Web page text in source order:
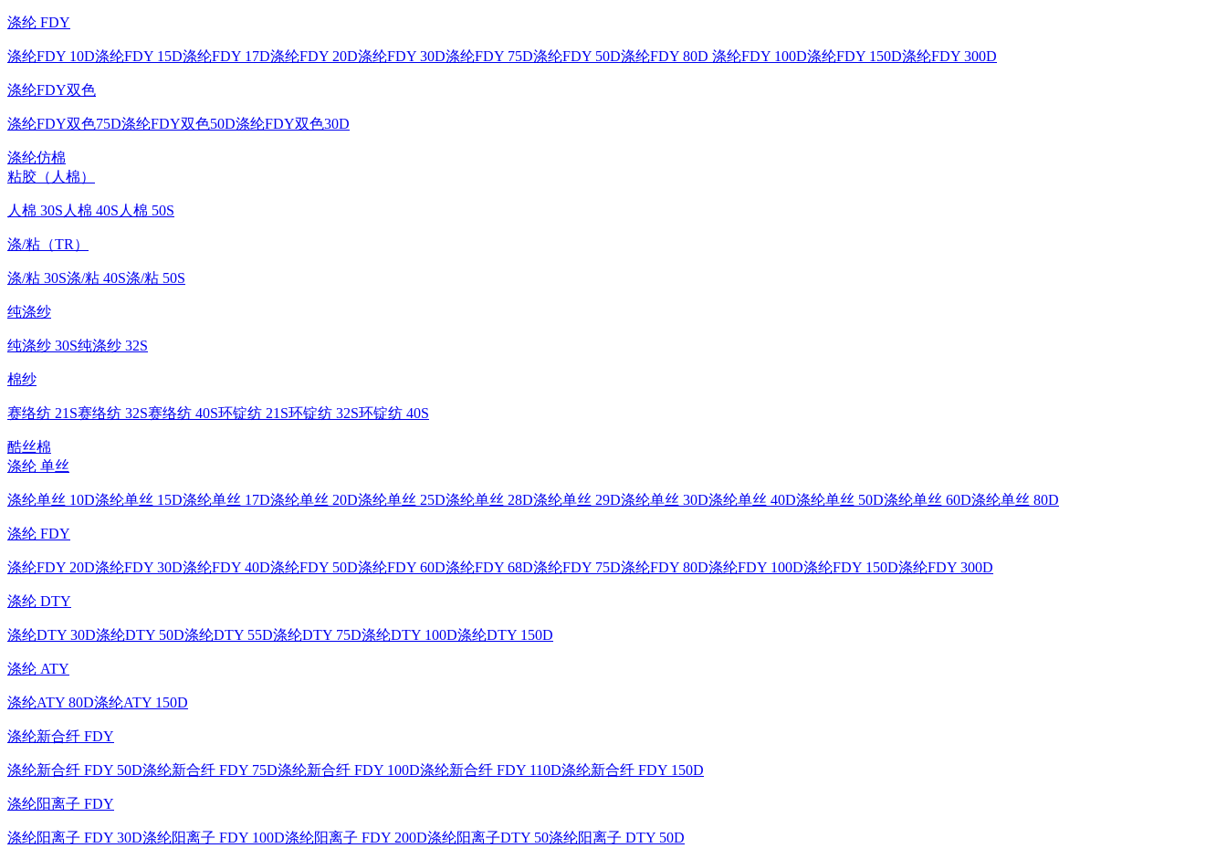
涤纶 FDY
涤纶FDY 10D涤纶FDY 15D涤纶FDY 17D涤纶FDY 20D涤纶FDY 30D涤纶FDY 75D涤纶FDY 50D涤纶FDY 80D 涤纶FDY 100D涤纶FDY 150D涤纶FDY 300D
涤纶FDY双色
涤纶FDY双色75D涤纶FDY双色50D涤纶FDY双色30D
涤纶仿棉
粘胶（人棉）
人棉 30S 人棉 40S 人棉 50S
涤/粘（TR）
涤/粘 30S涤/粘 40S涤/粘 50S
纯涤纱
纯涤纱 30S纯涤纱 32S
棉纱
赛络纺 21S赛络纺 32S赛络纺 40S环锭纺 21S环锭纺 32S环锭纺 40S
酷丝棉
涤纶 单丝
涤纶单丝 10D涤纶单丝 15D涤纶单丝 17D涤纶单丝 20D涤纶单丝 25D涤纶单丝 28D涤纶单丝 29D涤纶单丝 30D涤纶单丝 40D涤纶单丝 50D涤纶单丝 60D涤纶单丝 80D
涤纶 FDY
涤纶FDY 20D涤纶FDY 30D涤纶FDY 40D涤纶FDY 50D涤纶FDY 60D涤纶FDY 68D涤纶FDY 75D涤纶FDY 80D涤纶FDY 100D涤纶FDY 150D涤纶FDY 300D
涤纶 DTY
涤纶DTY 30D涤纶DTY 50D涤纶DTY 55D涤纶DTY 75D涤纶DTY 100D涤纶DTY 150D
涤纶 ATY
涤纶ATY 80D涤纶ATY 150D
涤纶新合纤 FDY
涤纶新合纤 FDY 50D涤纶新合纤 FDY 75D涤纶新合纤 FDY 100D涤纶新合纤 FDY 110D涤纶新合纤 FDY 150D
涤纶阳离子 FDY
涤纶阳离子 FDY 30D涤纶阳离子 FDY 100D涤纶阳离子 FDY 200D涤纶阳离子DTY 50涤纶阳离子 DTY 50D